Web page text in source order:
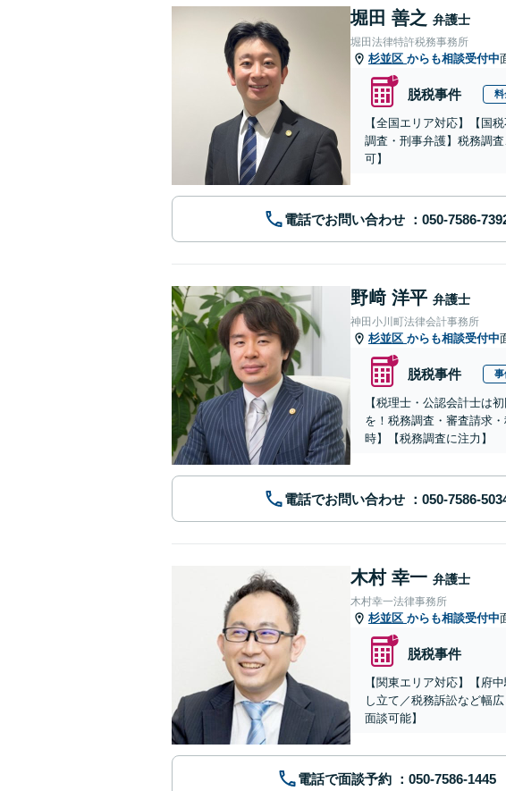
堀田 善之 弁護士
堀田法律特許税務事務所
杉並区 からも相談受付中
脱税事件 料
【全国エリア対応】【国
調査・刑事弁護】税務調
可】
電話でお問い合わせ
野﨑 洋平 弁護士
神田小川町法律会計事務所
杉並区 からも相談受付中
脱税事件 事
【税理士・公認会計士は
を！税務調査・審査請求
時】【税務調査に注力】
電話でお問い合わせ
木村 幸一 弁護士
木村幸一法律事務所
杉並区 からも相談受付中
脱税事件
【関東エリア対応】【府
し立て／税務訴訟など幅
面談可能】
電話で面談予約